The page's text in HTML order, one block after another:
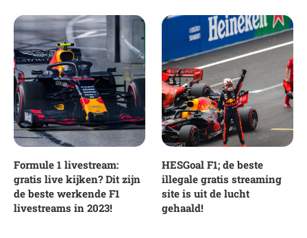
Formule 1 livestream:
gratis live kijken? Dit zijn
de beste werkende F1
livestreams in 2023!
HESGoal F1; de beste
illegale gratis streaming
site is uit de lucht
gehaald!